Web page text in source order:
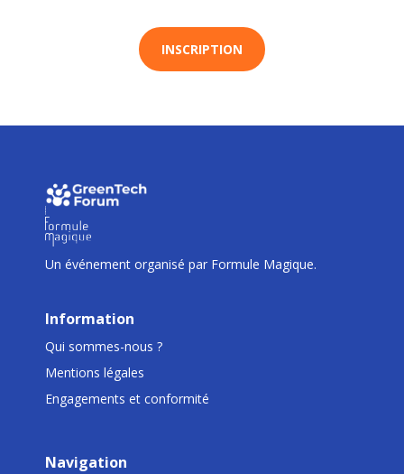
INSCRIPTION
III
Un événement organisé par Formule Magique.
Information
Qui sommes-nous ?
Mentions légales
Engagements et conformité
Navigation